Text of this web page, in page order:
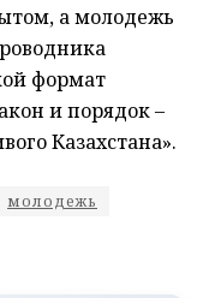
а молодежь
формат
и порядок –
Казахстана».
молодежь